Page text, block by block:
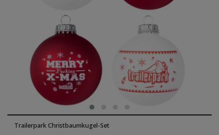
Trailerpark Christbaumkugel-Set